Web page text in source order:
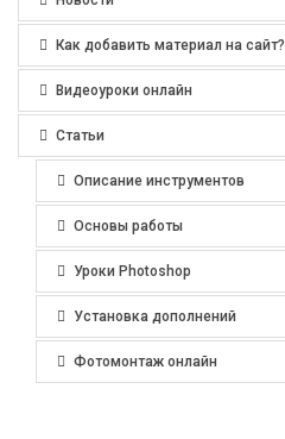
Как добавить материал на сайт?
Видеоуроки онлайн
Статьи
Описание инструментов
Основы работы
Уроки Photoshop
Установка дополнений
Фотомонтаж онлайн